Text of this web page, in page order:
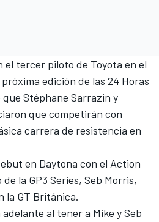
el tercer piloto de Toyota en el
edición de las 24 Horas
Stéphane Sarrazin y
que competirán con
carrera de resistencia en
en Daytona con el Action
la GP3 Series, Seb Morris,
la GT Británica.
al tener a Mike y Seb